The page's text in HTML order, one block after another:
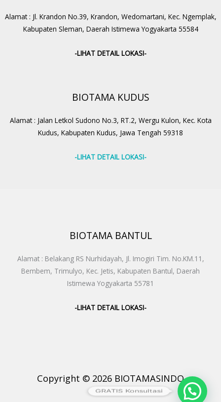
Alamat : Jl. Krandon No.39, Krandon, Wedomartani, Kec. Ngemplak,
Kabupaten Sleman, Daerah Istimewa Yogyakarta 55584
-LIHAT DETAIL LOKASI-
BIOTAMA KUDUS
Alamat : Jalan Letkol Sudono No.3, RT.2, Wergu Kulon, Kec. Kota
Kudus, Kabupaten Kudus, Jawa Tengah 59318
-LIHAT DETAIL LOKASI-
BIOTAMA BANTUL
Alamat : Belakang RS Nurhidayah, Jl. Imogiri Tim. No.KM.11,
Bembem, Trimulyo, Kec. Jetis, Kabupaten Bantul, Daerah
Istimewa Yogyakarta 55781
-LIHAT DETAIL LOKASI-
Copyright © 2026 BIOTAMASINDO
GRATIS Konsultasi